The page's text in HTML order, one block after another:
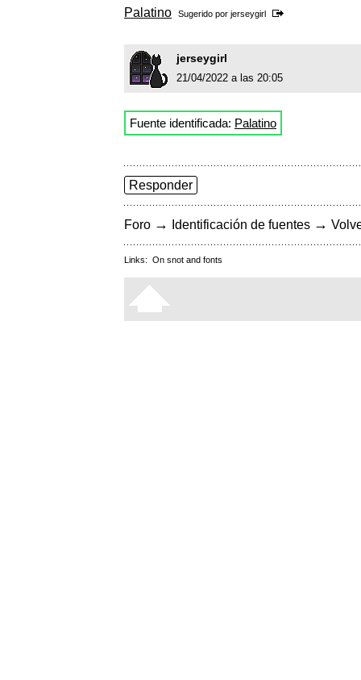
Palatino Sugerido por jerseygirl
jerseygirl
21/04/2022 a las 20:05
Fuente identificada: Palatino
Responder
Foro → Identificación de fuentes →
Links: On snot and fonts